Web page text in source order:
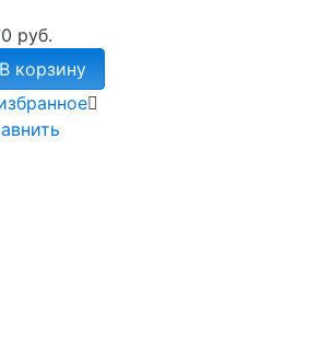
руб.
В корзину